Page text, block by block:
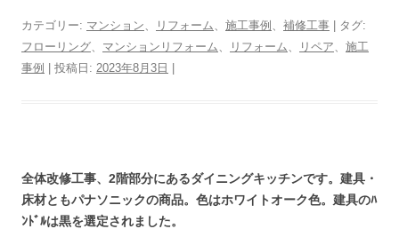
カテゴリー: マンション、 リフォーム、 施工事例 、 補修工事 | タグ:
フローリング、 マンションリフォーム、 リフォーム、 リペア、 施工
事例
| 投稿日: 2023年8月3日
全体改修工事、2階部分にあるダイニングキッチンです。建具・
床材ともパナソニックの商品。色はホワイトオーク色。建具のﾊ
ﾝﾄﾞﾙは黒を選定されました。